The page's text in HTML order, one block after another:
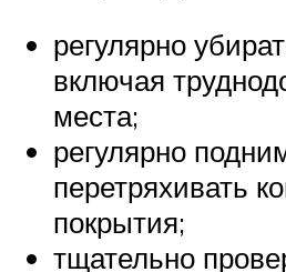
регулярно
включая
места;
регулярно
перетряхивать
покрытия;
тщательно